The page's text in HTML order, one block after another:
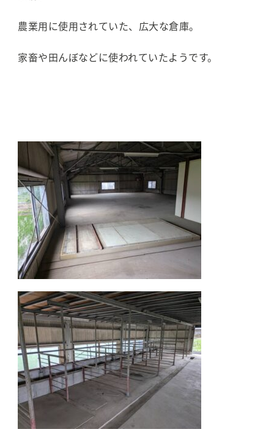
農業用に使用されていた、広大な倉庫。
家畜や田んぼなどに使われていたようです。